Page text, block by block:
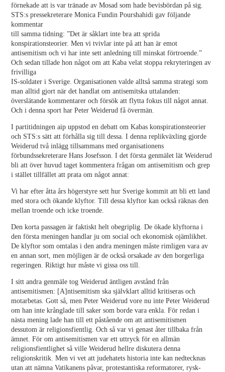
förnekade att is var tränade av Mosad som hade bevisbördan på sig.
STS:s pressekreterare Monica Fundin Pourshahidi gav följande
kommentar
till samma tidning: ”Det är såklart inte bra att sprida
konspirationsteorier. Men vi tvivlar inte på att han är emot
antisemitism och vi har inte sett anledning till minskat förtroende.”
Och sedan tillade hon något om att Kaba velat stoppa rekryteringen av
frivilliga
IS-soldater i Sverige. Organisationen valde alltså samma strategi som
man alltid gjort när det handlat om antisemitska uttalanden:
överslätande kommentarer och försök att flytta fokus till något annat.
Och i denna sport har Peter Weiderud få övermän.
I partitidningen aip uppstod en debatt om Kabas konspirationsteorier
och STS:s sätt att förhålla sig till dessa. I denna replikväxling gjorde
Weiderud två inlägg tillsammans med organisationens
förbundssekreterare Hans Josefsson. I det första genmälet lät Weiderud
bli att över huvud taget kommentera frågan om antisemitism och grep
i stället tillfället att prata om något annat:
Vi har efter åtta års högerstyre sett hur Sverige kommit att bli ett land
med stora och ökande klyftor. Till dessa klyftor kan också räknas den
mellan troende och icke troende.
Den korta passagen är faktiskt helt obegriplig. De ökade klyftorna i
den första meningen handlar ju om social och ekonomisk ojämlikhet.
De klyftor som omtalas i den andra meningen måste rimligen vara av
en annan sort, men möjligen är de också orsakade av den borgerliga
regeringen. Riktigt hur måste vi gissa oss till.
I sitt andra genmäle tog Weiderud äntligen avstånd från
antisemitismen: [A]ntisemitism ska självklart alltid kritiseras och
motarbetas. Gott så, men Peter Weiderud vore nu inte Peter Weiderud
om han inte krånglade till saker som borde vara enkla. För redan i
nästa mening lade han till ett påstående om att antisemitismen
dessutom är religionsfientlig. Och så var vi genast åter tillbaka från
ämnet. För om antisemitismen var ett uttryck för en allmän
religionsfientlighet så ville Weiderud hellre diskutera denna
religionskritik. Men vi vet att judehatets historia inte kan nedtecknas
utan att nämna Vatikanens påvar, protestantiska reformatorer, rysk-